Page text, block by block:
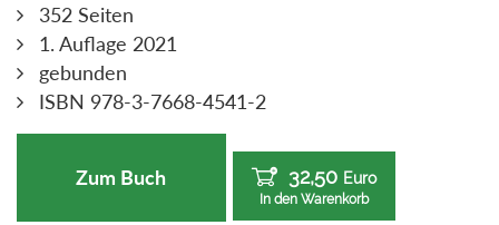
352 Seiten
1. Auflage 2021
gebunden
ISBN 978-3-7668-4541-2
Zum Buch 32,50 Euro
In den Warenkorb